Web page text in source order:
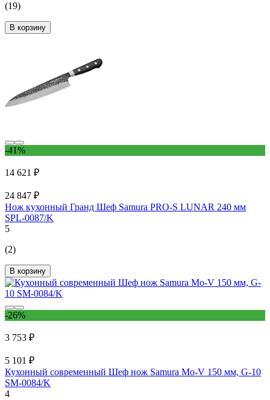
(19)
В корзину
-41%
14 621 ₽
24 847 ₽
Нож кухонный Гранд Шеф Samura PRO-S LUNAR 240 мм
SPL-0087/K
5
(2)
В корзину
-26%
3 753 ₽
5 101 ₽
Кухонный современный Шеф нож Samura Mo-V 150 мм, G-10
SM-0084/K
4